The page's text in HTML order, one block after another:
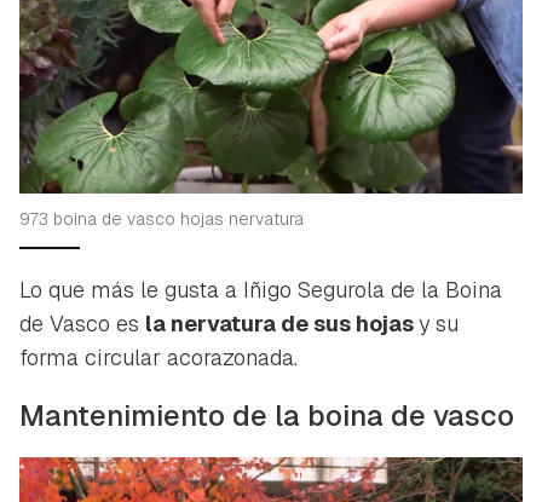
973 boina de vasco hojas nervatura
Lo que más le gusta a Iñigo Segurola de la Boina
de Vasco es la nervatura de sus hojasy su
forma circular acorazonada.
Mantenimiento de la boina de vasco